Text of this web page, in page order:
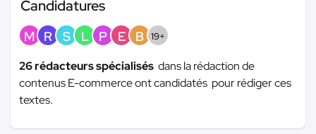
Candidatures
M R S L P E B 19+
26 rédacteurs spécialisés dans la rédaction de
contenus E-commerce ont candidatés pour rédiger ces
textes.